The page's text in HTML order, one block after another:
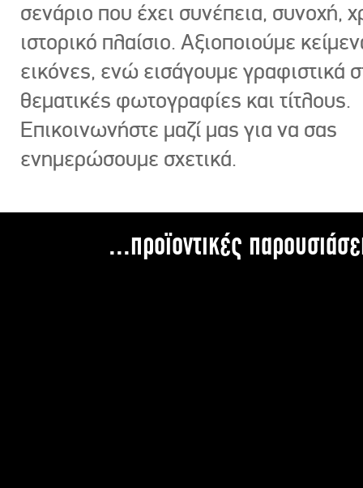
σενάριο που έχει συνέπεια, συνοχή,
ιστορικό πλαίσιο. Αξιοποιούμε
εικόνες, ενώ εισάγουμε γραφιστικά
θεματικές φωτογραφίες και τίτλους.
Επικοινωνήστε μαζί μας για να σας
ενημερώσουμε σχετικά.
...προϊοντικές